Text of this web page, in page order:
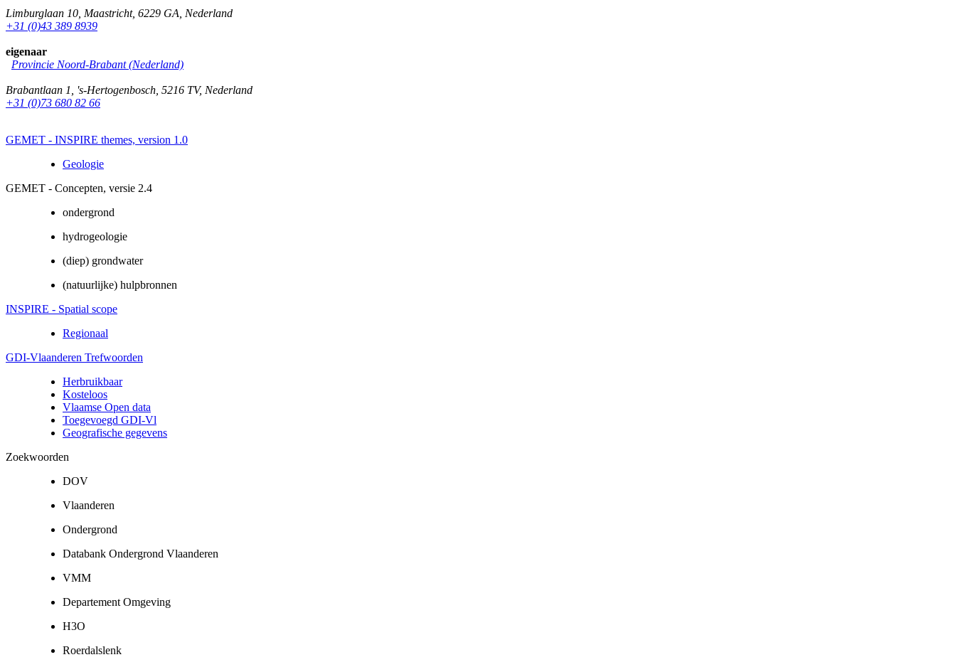
Limburglaan 10 Maastricht, 6229 GA Nederland
+31 (0)43 389 8939
eigenaar
Provincie Noord-Brabant (Nederland)
Brabantlaan 1 's-Hertogenbosch 5216 TV, Nederland
+31 (0)73 680 82 66
GEMET - INSPIRE themes, version 1.0
Geologie
GEMET - Concepten, versie 2.4
ondergrond
hydrogeologie
(diep) grondwater
(natuurlijke) hulpbronnen
INSPIRE - Spatial scope
Regionaal
GDI-Vlaanderen Trefwoorden
Herbruikbaar
Kosteloos
Vlaamse Open data
Toegevoegd GDI-Vl
Geografische gegevens
Zoekwoorden
DOV
Vlaanderen
Ondergrond
Databank Ondergrond Vlaanderen
VMM
Departement Omgeving
H3O
Roerdalslenk